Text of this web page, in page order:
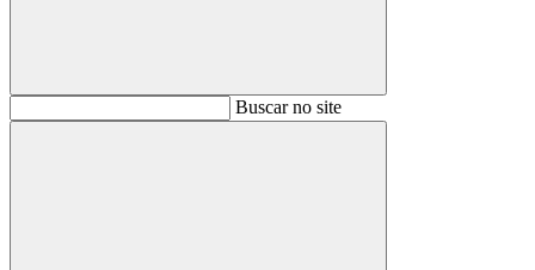
BuscarBuscar no site